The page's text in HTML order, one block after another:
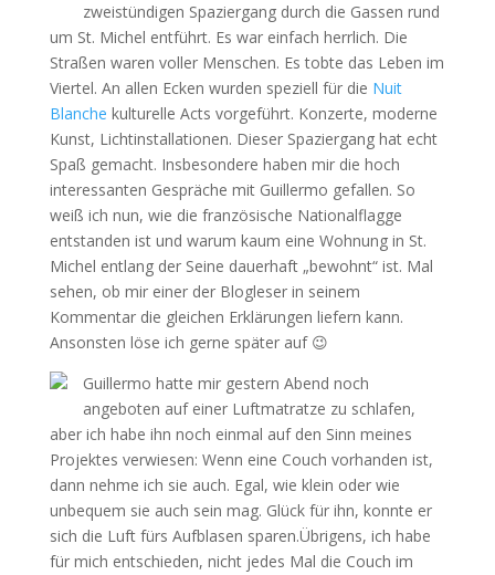
zweistündigen Spaziergang durch die Gassen rund
um St. Michel entführt. Es war einfach herrlich. Die
Straßen waren voller Menschen. Es tobte das Leben im
Viertel. An allen Ecken wurden speziell für die Nuit
Blanche kulturelle Acts vorgeführt. Konzerte, moderne
Kunst, Lichtinstallationen. Dieser Spaziergang hat echt
Spaß gemacht. Insbesondere haben mir die hoch
interessanten Gespräche mit Guillermo gefallen. So
weiß ich nun, wie die französische Nationalflagge
entstanden ist und warum kaum eine Wohnung in St.
Michel entlang der Seine dauerhaft „bewohnt“ ist. Mal
sehen, ob mir einer der Blogleser in seinem
Kommentar die gleichen Erklärungen liefern kann.
Ansonsten löse ich gerne später auf 😉
Guillermo hatte mir gestern Abend noch
angeboten auf einer Luftmatratze zu schlafen,
aber ich habe ihn noch einmal auf den Sinn meines
Projektes verwiesen: Wenn eine Couch vorhanden ist,
dann nehme ich sie auch. Egal, wie klein oder wie
unbequem sie auch sein mag. Glück für ihn, konnte er
sich die Luft fürs Aufblasen sparen.Übrigens, ich habe
für mich entschieden, nicht jedes Mal die Couch im